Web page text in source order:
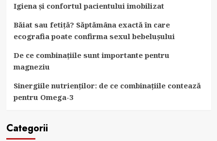
Igiena și confortul pacientului imobilizat
Băiat sau fetiță? Săptămâna exactă în care
ecografia poate confirma sexul bebelușului
De ce combinațiile sunt importante pentru
magneziu
Sinergiile nutrienților: de ce combinațiile contează
pentru Omega-3
Categorii